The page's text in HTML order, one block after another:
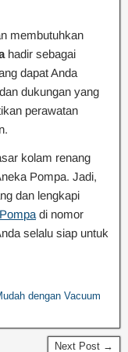
membutuhkan
hadir sebagai
dapat Anda
dukungan yang
perawatan
kolam renang
Pompa. Jadi,
dan lengkapi
di nomor
selalu siap untuk
dengan Vacuum
Next Post →